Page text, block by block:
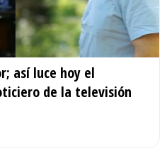
así luce hoy el
de la televisión